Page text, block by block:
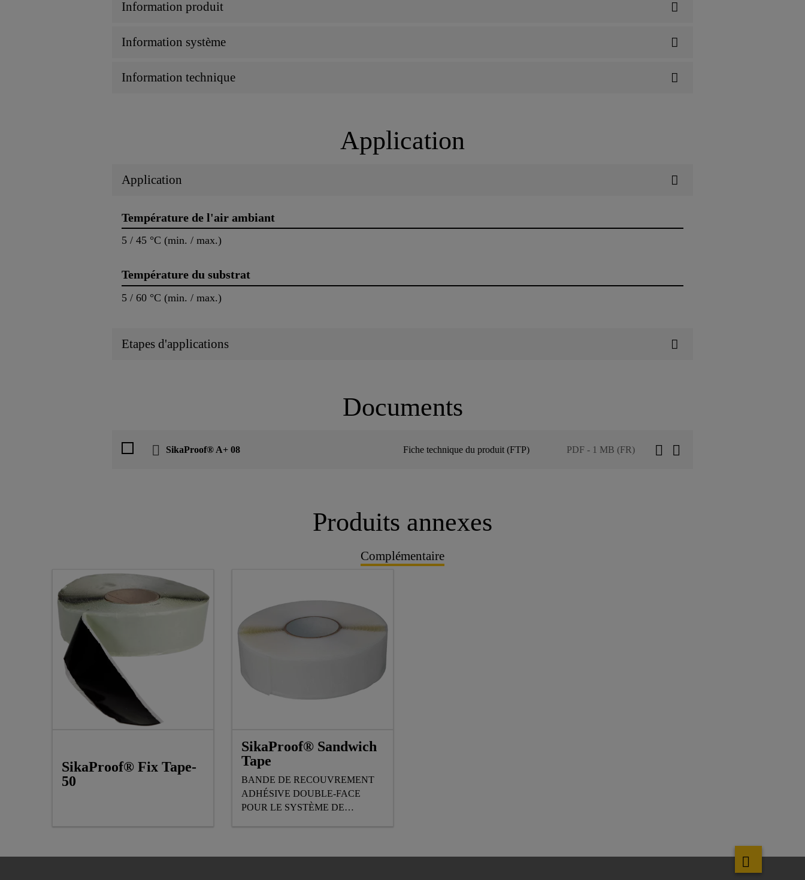
Information produit
Information système
Information technique
Application
Application
Température de l'air ambiant
5 / 45 °C (min. / max.)
Température du substrat
5 / 60 °C (min. / max.)
Etapes d'applications
Documents
SikaProof® A+ 08 Fiche technique du produit (FTP) PDF - 1 MB (FR)
Produits annexes
Complémentaire
SikaProof® Fix Tape-
50
SikaProof® Sandwich
Tape
BANDE DE RECOUVREMENT
ADHÉSIVE DOUBLE-FACE
POUR LE SYSTÈME DE